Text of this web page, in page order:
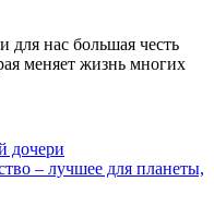
нас большая честь
меняет жизнь многих
дочери
– лучшее для планеты,